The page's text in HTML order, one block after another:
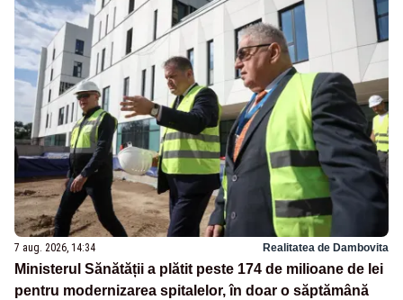
7 aug. 2026, 14:34 Realitatea de Dambovita
Ministerul Sănătății a plătit peste 174 de milioane de lei
pentru modernizarea spitalelor, în doar o săptămână